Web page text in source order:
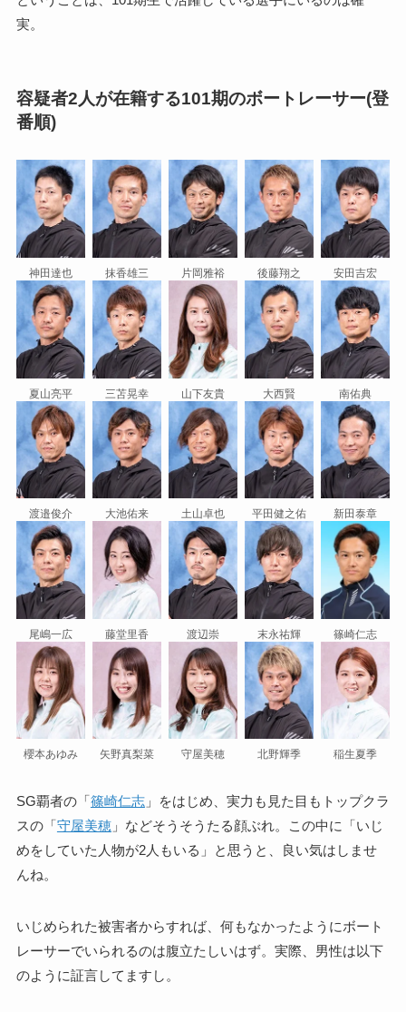
実。
容疑者2人が在籍する101期のボートレーサー(登
番順)
神田達也 抹香雄三 片岡雅裕 後藤翔之 安田吉宏
夏山亮平 三苫晃幸 山下友貴 大西賢 南佑典
渡邉俊介 大池佑来 土山卓也 平田健之佑 新田泰章
尾嶋一広 藤堂里香 渡辺崇 末永祐輝 篠崎仁志
櫻本あゆみ 矢野真梨菜 守屋美穂 北野輝季 稲生夏季
SG覇者の「 篠崎仁志」をはじめ、実力も見た目もトップクラ
スの「 守屋美穂」などそうそうたる顔ぶれ。この中に「いじ
めをしていた人物が2人もいる」と思うと、良い気はしませ
んね。
いじめられた被害者からすれば、何もなかったようにボート
レーサーでいられるのは腹立たしいはず。実際、男性は以下
のように証言してますし。